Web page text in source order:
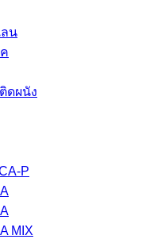
ลน
ดผนัง
P
MIX